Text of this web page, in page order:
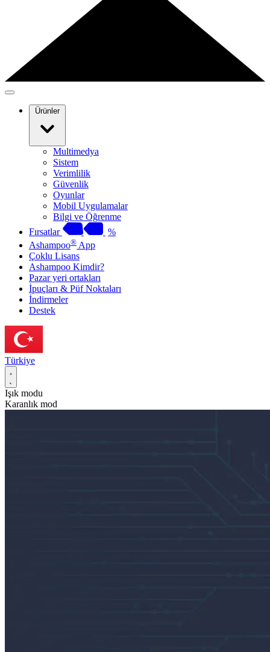
Ürünler
Multimedya
Sistem
Verimlilik
Güvenlik
Oyunlar
Mobil Uygulamalar
Bilgi ve Öğrenme
Fırsatlar
%
Ashampoo® App
Çoklu Lisans
Ashampoo Kimdir?
Pazar yeri ortakları
İpuçları & Püf Noktaları
İndirmeler
Destek
Türkiye
Işık modu
Karanlık mod